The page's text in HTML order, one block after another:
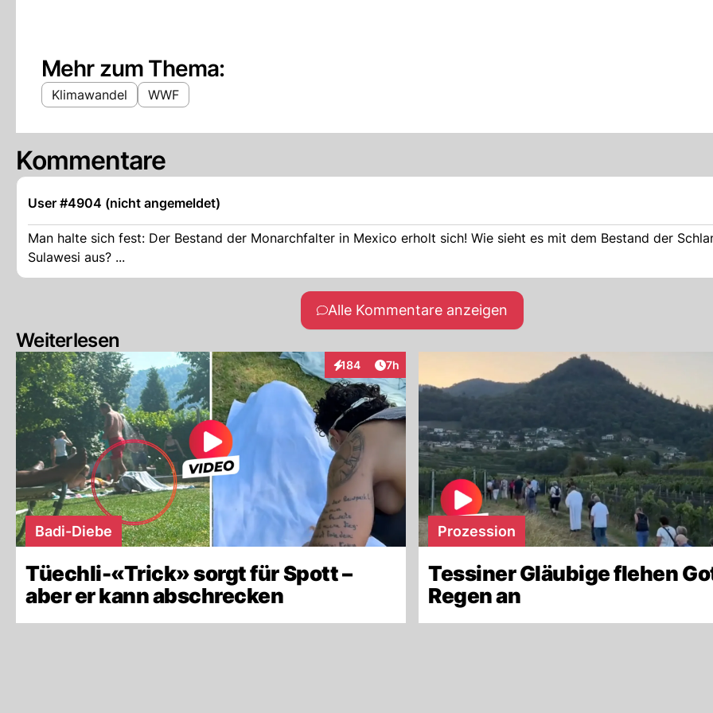
Mehr zum Thema:
Klimawandel WWF
Kommentare
User #4904 (nicht angemeldet)
Man halte sich fest: Der Bestand der Monarchfalter in Mexico erholt sich! Wie sieht es mit dem Bestand der
Sulawesi aus? ...
Alle Kommentare anzeigen
Weiterlesen
184
InteraktionenArtikel veröffentlicht:
7h
Badi-Diebe
Tüechli-«Trick» sorgt für Spott –
aber er kann abschrecken
Prozession
Tessiner Gläubige flehen
Regen an